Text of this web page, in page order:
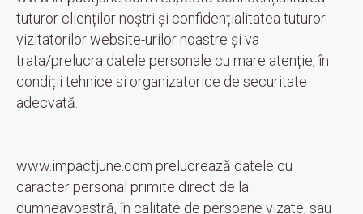
tuturor clienților noștri și confidențialitatea tuturor
vizitatorilor website-urilor noastre și va
trata/prelucra datele personale cu mare atenție, în
condiții tehnice si organizatorice de securitate
adecvată.
www.impactjune.com prelucrează datele cu
caracter personal primite direct de la
dumneavoastră, în calitate de persoane vizate, sau